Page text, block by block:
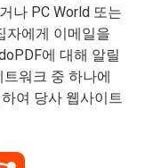
나 PC World 또는
자에게 이메일을
에 대해 알릴
워크 중 하나에
여 당사 웹사이트